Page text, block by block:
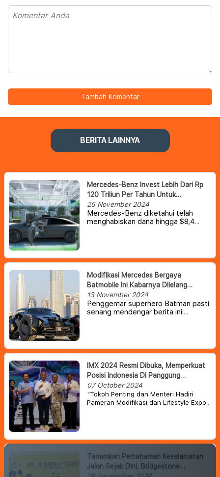
Tambah Komentar
BERITA LAINNYA
Mercedes-Benz Invest Lebih Dari Rp
120 Triliun Per Tahun Untuk
Kembangkan Teknologi Mobil
25 November 2024
Mercedes-Benz diketahui telah
menghabiskan dana hingga $8,4
merekayasa model produksi baru di
Future Technology Lab milik
Mercedes.
Modifikasi Mercedes Bergaya
Batmobile Ini Kabarnya Dilelang
Dengan Harga Mulai Rp 5,5 Miliar
13 November 2024
Penggemar superhero Batman pasti
senang mendengar berita ini.
Knight Rises
IMX 2024 Resmi Dibuka, Memperkuat
Posisi Indonesia Di Panggung
Modifikasi Dunia
07 October 2024
"Tokoh Penting dan Menteri Hadiri
Pameran Modifikasi dan Lifestyle Expo
Tanamkan Pemahaman Keselamatan
Jalan Sejak Dini, Bridgestone